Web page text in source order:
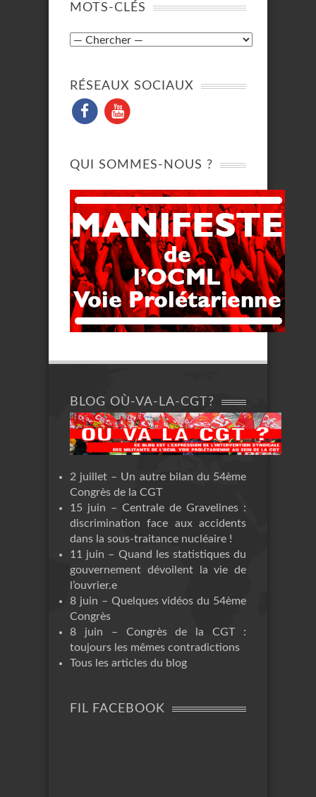
MOTS-CLÉS
RÉSEAUX SOCIAUX
QUI SOMMES-NOUS ?
BLOG OÙ-VA-LA-CGT?
2 juillet – Un autre bilan du 54ème
Congrès de la CGT
15 juin – Centrale de Gravelines :
discrimination face aux accidents
dans la sous-traitance nucléaire !
11 juin – Quand les statistiques du
gouvernement dévoilent la vie de
l’ouvrier.e
8 juin – Quelques vidéos du 54ème
Congrès
8 juin – Congrès de la CGT :
toujours les mêmes contradictions
Tous les articles du blog
FIL FACEBOOK